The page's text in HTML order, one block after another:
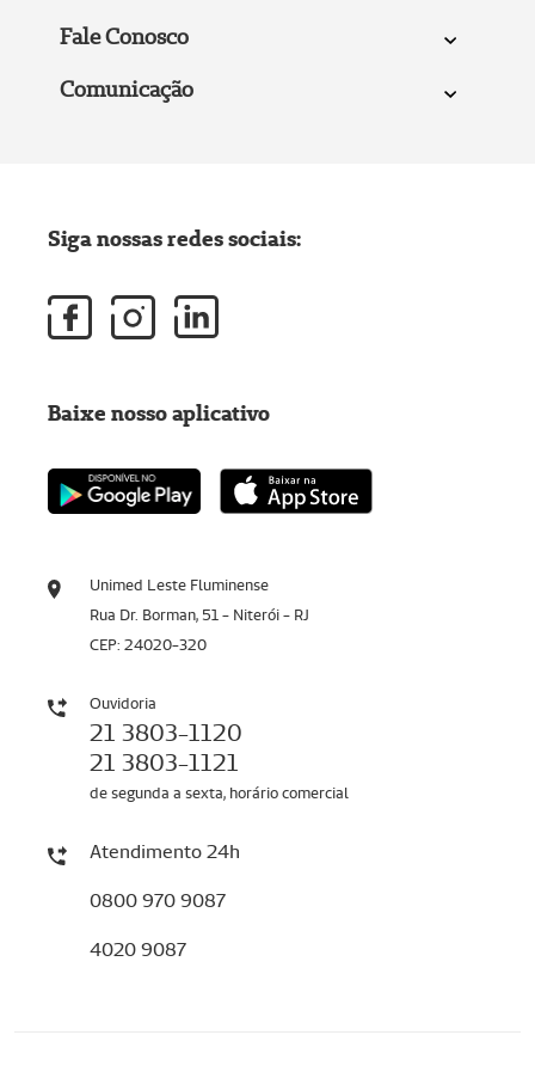
Fale Conosco
Comunicação
Unimed Leste Fluminense
Rua Dr. Borman, 51 - Niterói - RJ
CEP: 24020-320
Ouvidoria
21 3803-1120
21 3803-1121
de segunda a sexta, horário comercial
Atendimento 24h
0800 970 9087
4020 9087
Siga nossas redes sociais:
Baixe nosso aplicativo